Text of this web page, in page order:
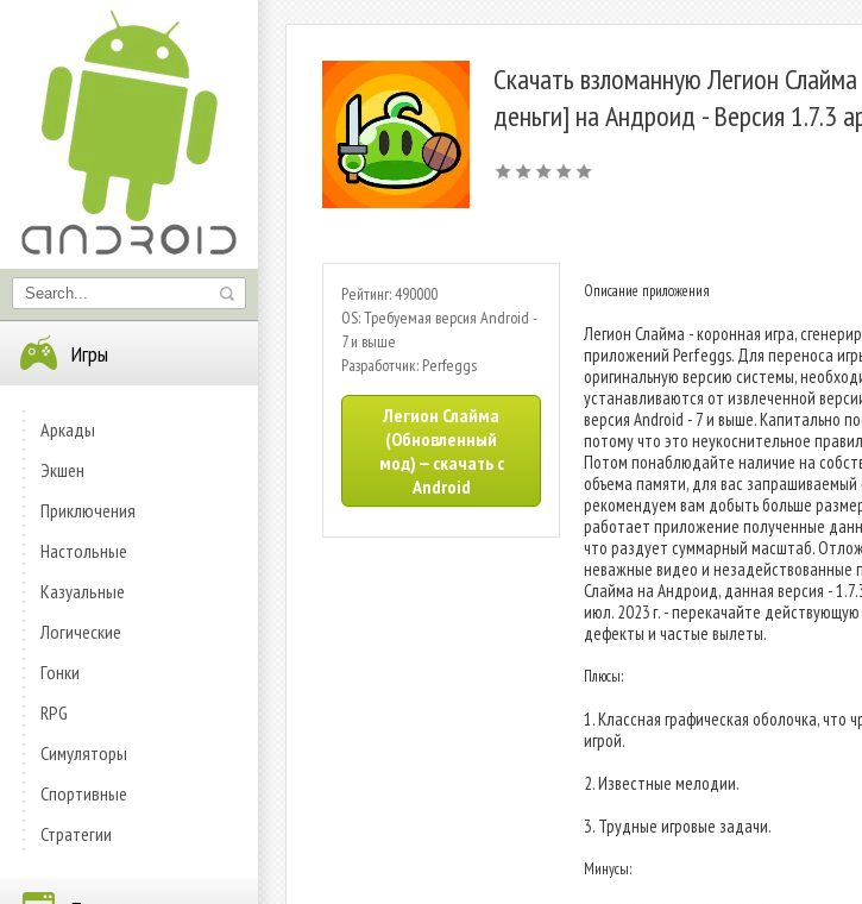
Игры
Аркады
Экшен
Приключения
Настольные
Казуальные
Логические
Гонки
RPG
Симуляторы
Спортивные
Стратегии
Скачать взломанную Легион
деньги] на Андроид - Версия 1.7.3
Рейтинг: 490000
OS: Требуемая версия Android -
7 и выше
Разработчик: Perfeggs
Легион Слайма
(Обновленный
мод) — скачать с
Android
Описание приложения
Легион Слайма - коронная игра,
приложений Perfeggs. Для переноса
оригинальную версию системы,
устанавливаются от извлеченной
версия Android - 7 и выше. Капитально
потому что это неукоснительное
Потом понаблюдайте наличие на
объема памяти, для вас запрашиваемый
рекомендуем вам добыть больше
работает приложение полученные
что раздует суммарный масштаб.
неважные видео и незадействованные
Слайма на Андроид, данная версия -
июл. 2023 г. - перекачайте
дефекты и частые вылеты.
Плюсы:
1. Классная графическая оболочка, что
игрой.
2. Известные мелодии.
3. Трудные игровые задачи.
Минусы: